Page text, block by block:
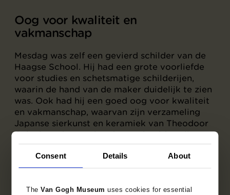
Consent Details About
TheVan Gogh Museumuses cookies for essential
Oog voor kwaliteit en
vakmanschap
Mesdag was zelf een gevierd schilder van de
Haagse School. Hij had een grote voorliefde
voor studies en schetsmatige schilderijen,
waarin de hand van de maker duidelijk te zien
was. Ook had hij een goed oog voor kwaliteit
en vakmanschap, waarvan zijn verzameling
Japanse sierkunst en keramiek van Theodoor
Colenbrander sprekende voorbeelden zijn.
Franse meesterwerken
De Mesdag Collectie is met name beroemd